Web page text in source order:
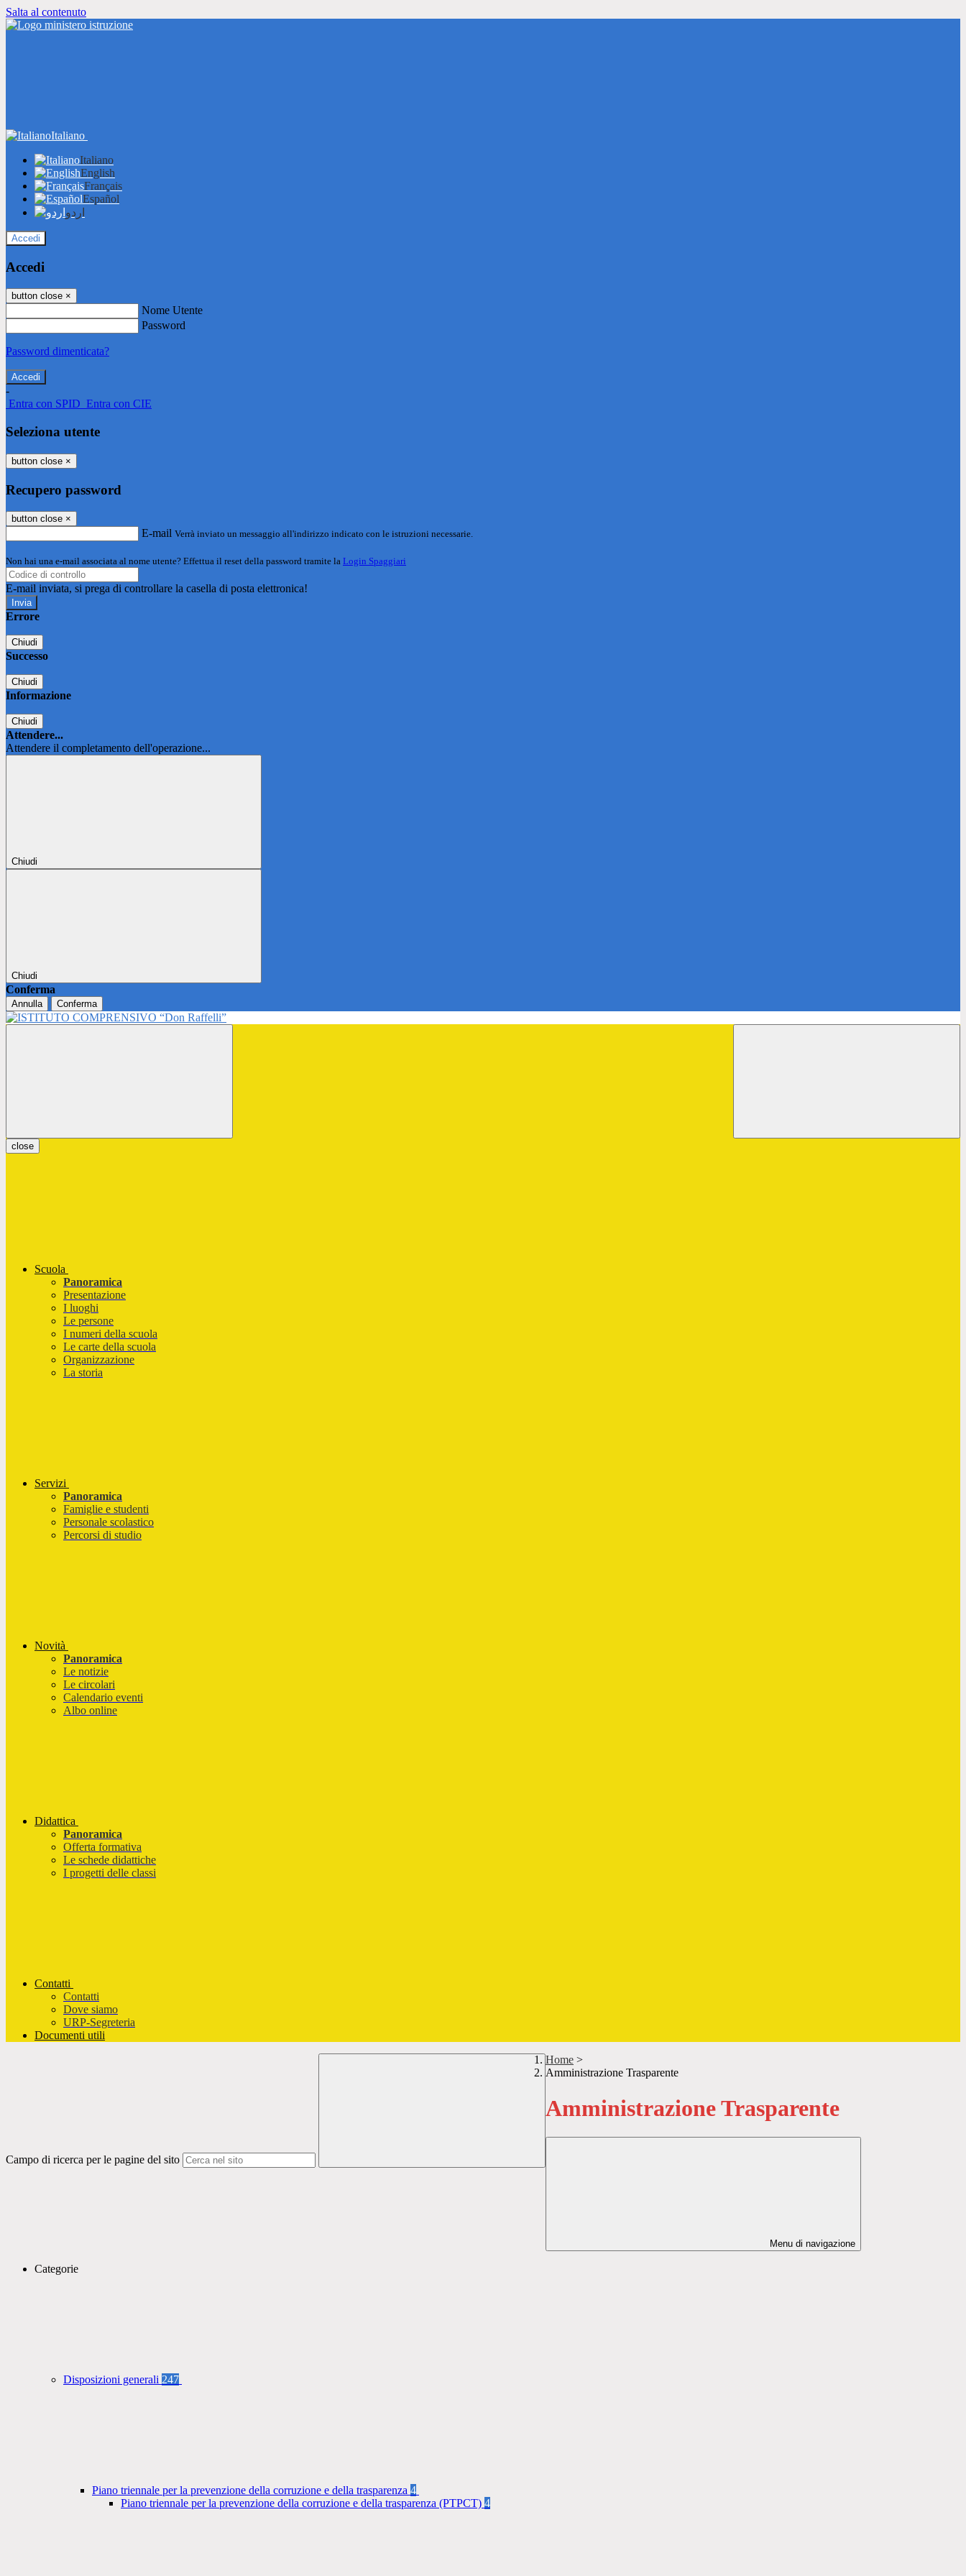
Salta al contenuto
Italiano
Italiano
English
Français
Español
اردو
Accedi
Accedi
button close ×
Nome Utente
Password
Password dimenticata?
-
Entra con SPID Entra con CIE
Seleziona utente
button close ×
Recupero password
button close ×
E-mail Verrà inviato un messaggio all'indirizzo indicato con le istruzioni necessarie.
Non hai una e-mail associata al nome utente? Effettua il reset della password tramite la Login Spaggiari
E-mail inviata, si prega di controllare la casella di posta elettronica!
Errore
Chiudi
Successo
Chiudi
Informazione
Chiudi
Attendere...
Attendere il completamento dell'operazione...
Chiudi
Chiudi
Conferma
Annulla Conferma
close
Scuola
Panoramica
Presentazione
I luoghi
Le persone
I numeri della scuola
Le carte della scuola
Organizzazione
La storia
Servizi
Panoramica
Famiglie e studenti
Personale scolastico
Percorsi di studio
Novità
Panoramica
Le notizie
Le circolari
Calendario eventi
Albo online
Didattica
Panoramica
Offerta formativa
Le schede didattiche
I progetti delle classi
Contatti
Contatti
Dove siamo
URP-Segreteria
Documenti utili
Campo di ricerca per le pagine del sito
Home >
Amministrazione Trasparente
Amministrazione Trasparente
Menu di navigazione
Categorie
Disposizioni generali 247
Piano triennale per la prevenzione della corruzione e della trasparenza 4
Piano triennale per la prevenzione della corruzione e della trasparenza (PTPCT) 4